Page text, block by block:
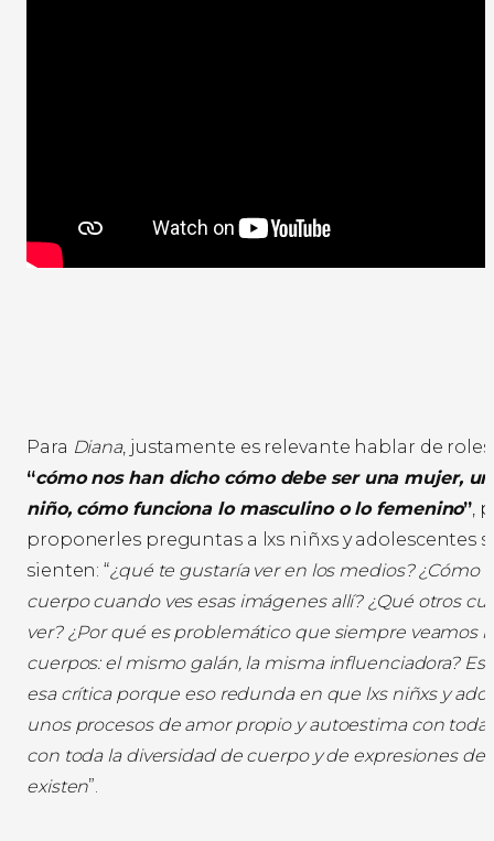
Para Diana, justamente es relevante hablar de
“cómo nos han dicho cómo debe ser una mujer,
niño, cómo funciona lo masculino o lo femenino”,
proponerles preguntas a lxs niñxs y adolescentes
sienten: “¿qué te gustaría ver en los medios? ¿Cómo
cuerpo cuando ves esas imágenes allí? ¿Qué otros
ver? ¿Por qué es problemático que siempre veamos
cuerpos: el mismo galán, la misma influenciadora?
esa crítica porque eso redunda en que lxs niñxs y
unos procesos de amor propio y autoestima con
con toda la diversidad de cuerpo y de expresiones de
existen”.